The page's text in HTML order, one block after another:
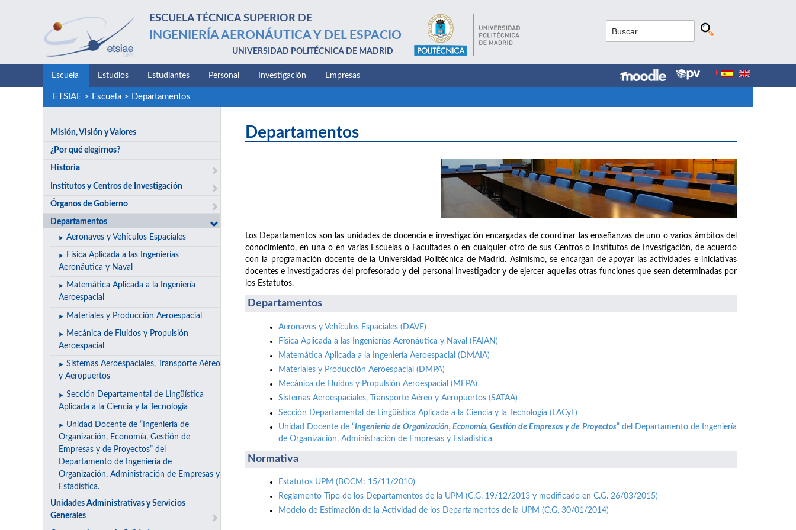
ESCUELA TÉCNICA SUPERIOR DE
INGENIERÍA AERONÁUTICA Y DEL ESPACIO
UNIVERSIDAD POLITÉCNICA DE MADRID
Escuela Estudios Estudiantes Personal Investigación Empresas
ETSIAE > Escuela> Departamentos
Misión, Visión y Valores
¿Por qué elegirnos?
Historia
Institutos y Centros de Investigación
Órganos de Gobierno
Departamentos
Aeronaves y Vehículos Espaciales
Física Aplicada a las Ingenierías
Aeronáutica y Naval
Matemática Aplicada a la Ingeniería
Aeroespacial
Materiales y Producción Aeroespacial
Mecánica de Fluidos y Propulsión
Aeroespacial
Sistemas Aeroespaciales, Transporte Aéreo
y Aeropuertos
Sección Departamental de Lingüística
Aplicada a la Ciencia y la Tecnología
Unidad Docente de “Ingeniería de
Organización, Economía, Gestión de
Empresas y de Proyectos” del
Departamento de Ingeniería de
Organización, Administración de Empresas y
Estadística.
Unidades Administrativas y Servicios
Generales
Departamentos
Los Departamentos son las unidades de docencia e investigación encargadas de coordinar las enseñanzas de uno o varios ámbitos del
conocimiento, en una o en varias Escuelas o Facultades o en cualquier otro de sus Centros o Institutos de Investigación, de acuerdo
con la programación docente de la Universidad Politécnica de Madrid. Asimismo, se encargan de apoyar las actividades e iniciativas
docentes e investigadoras del profesorado y del personal investigador y de ejercer aquellas otras funciones que sean determinadas por
los Estatutos.
Departamentos
Aeronaves y Vehículos Espaciales (DAVE)
Física Aplicada a las Ingenierías Aeronáutica y Naval (FAIAN)
Matemática Aplicada a la Ingeniería Aeroespacial (DMAIA)
Materiales y Producción Aeroespacial (DMPA)
Mecánica de Fluidos y Propulsión Aeroespacial (MFPA)
Sistemas Aeroespaciales, Transporte Aéreo y Aeropuertos (SATAA)
Sección Departamental de Lingüística Aplicada a la Ciencia y la Tecnología (LACyT)
Unidad Docente de “Ingeniería de Organización, Economía, Gestión de Empresas y de Proyectos” del Departamento de Ingeniería
de Organización, Administración de Empresas y Estadística
Normativa
Estatutos UPM (BOCM: 15/11/2010)
Reglamento Tipo de los Departamentos de la UPM (C.G. 19/12/2013 y modificado en C.G. 26/03/2015)
Modelo de Estimación de la Actividad de los Departamentos de la UPM (C.G. 30/01/2014)